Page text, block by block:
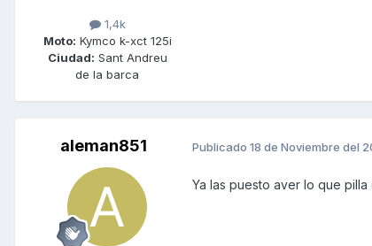
1,4k
Moto: Kymco k-xct 125i
Ciudad: Sant Andreu
de la barca
aleman851 Publicado 18 de Noviembre del
Ya las puesto aver lo que